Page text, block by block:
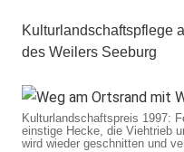
Kulturlandschaftspflege
des Weilers Seeburg
Kulturlandschaftspreis 1997:
einstige Hecke, die Viehtrieb
wird wieder geschnitten und